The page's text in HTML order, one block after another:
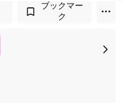
ブックマー
ク